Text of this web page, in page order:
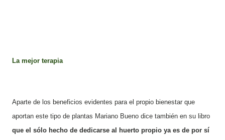
La mejor terapia
Aparte de los beneficios evidentes para el propio bienestar que
aportan este tipo de plantas Mariano Bueno dice también en su libro
que el sólo hecho de dedicarse al huerto propio ya es de por sí